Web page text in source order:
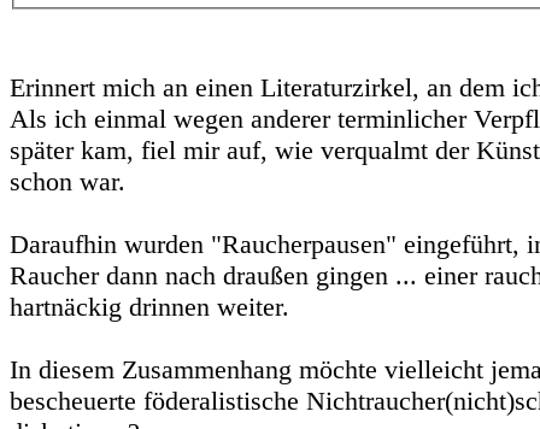
Erinnert mich an einen Literaturzirkel, an dem
Als ich einmal wegen anderer terminlicher
später kam, fiel mir auf, wie verqualmt der
schon war.
Daraufhin wurden "Raucherpausen" eingeführt,
Raucher dann nach draußen gingen ... einer
hartnäckig drinnen weiter.
In diesem Zusammenhang möchte vielleicht
bescheuerte föderalistische